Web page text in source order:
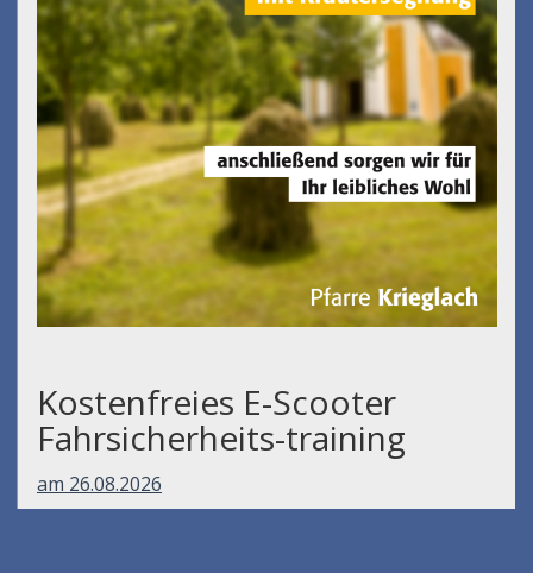
Kostenfreies E-Scooter
Fahrsicherheits-training
am 26.08.2026